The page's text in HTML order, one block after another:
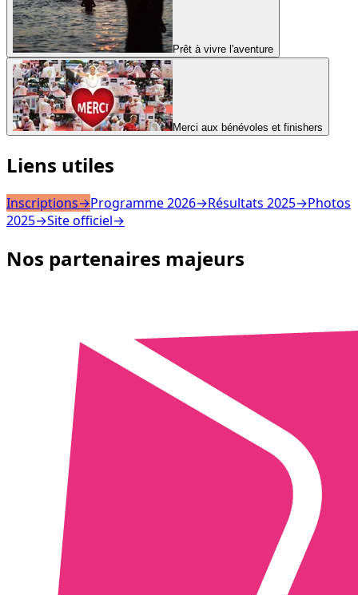
Prêt à vivre l'aventure
Merci aux bénévoles et finishers
Liens utiles
Inscriptions→Programme 2026→Résultats 2025→Photos
2025→Site officiel→
Nos partenaires majeurs